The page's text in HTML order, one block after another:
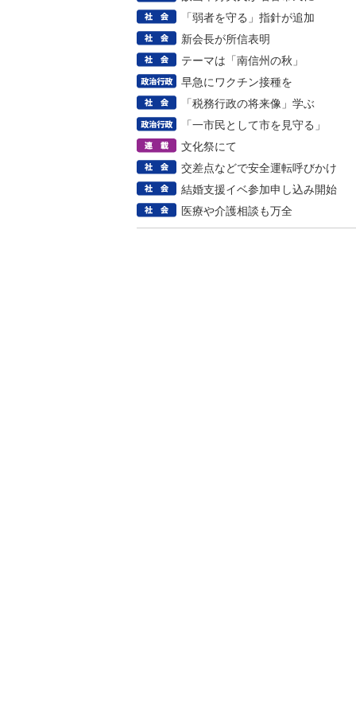
「弱者を守る」指針が追加
新会長が所信表明
テーマは「南信州の秋」
早急にワクチン接種を
「税務行政の将来像」学ぶ
「一市民として市を見守る」
文化祭にて
交差点などで安全運転呼びかけ
結婚支援イベ参加申し込み開始
医療や介護相談も万全